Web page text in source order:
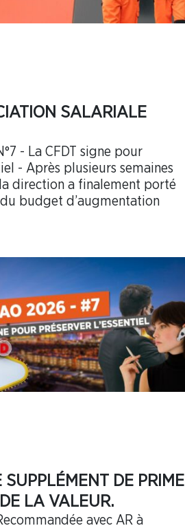
SALARIALE
- La CFDT signe pour
- Après plusieurs semaines
direction a finalement porté
budget d’augmentation
SUPPLÉMENT DE PRIME
LA VALEUR.
avec AR à